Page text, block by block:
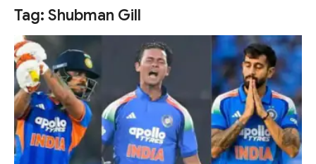
बिज़नेस
राष्ट्रीय
टेक अपडेट
खेल
Tag: Shubman Gill